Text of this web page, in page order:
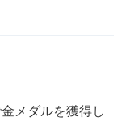
メダルを獲得し